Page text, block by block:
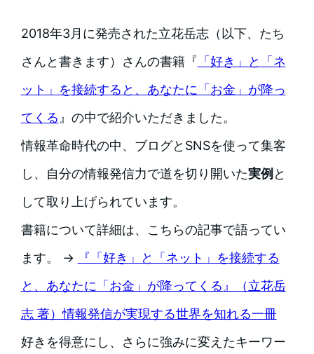
2018年3月に発売された立花岳志（以下、たち
さんと書きます）さんの書籍『 「好き」と「ネ
ット」を接続すると、あなたに「お金」が降っ
てくる』の中で紹介いただきました。
情報革命時代の中、ブログとSNSを使って集客
し、自分の情報発信力で道を切り開いた実例 と
して取り上げられています。
書籍について詳細は、こちらの記事で語ってい
ます。 →
『「好き」と「ネット」を接続する
と、あなたに「お金」が降ってくる』（立花岳
志 著）情報発信が実現する世界を知れる一冊
好きを得意にし、さらに強みに変えたキーワー